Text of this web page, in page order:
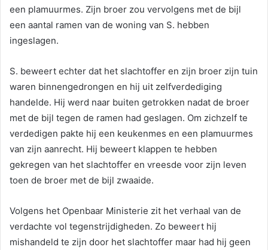
een plamuurmes. Zijn broer zou vervolgens met de bijl
een aantal ramen van de woning van S. hebben
ingeslagen.
S. beweert echter dat het slachtoffer en zijn broer zijn tuin
waren binnengedrongen en hij uit zelfverdediging
handelde. Hij werd naar buiten getrokken nadat de broer
met de bijl tegen de ramen had geslagen. Om zichzelf te
verdedigen pakte hij een keukenmes en een plamuurmes
van zijn aanrecht. Hij beweert klappen te hebben
gekregen van het slachtoffer en vreesde voor zijn leven
toen de broer met de bijl zwaaide.
Volgens het Openbaar Ministerie zit het verhaal van de
verdachte vol tegenstrijdigheden. Zo beweert hij
mishandeld te zijn door het slachtoffer maar had hij geen